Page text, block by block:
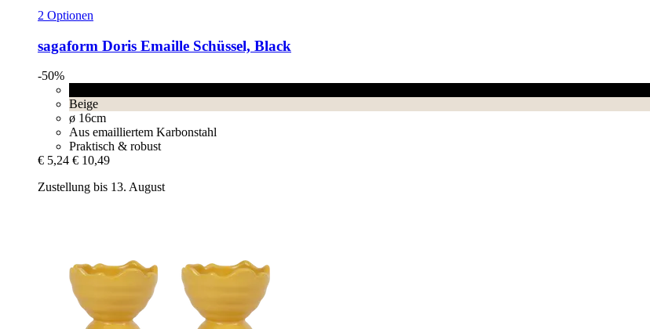
2 Optionen
sagaform Doris Emaille Schüssel, Black
-50%
Beige
ø 16cm
Aus emailliertem Karbonstahl
Praktisch & robust
€ 5,24 € 10,49
Zustellung bis 13. August